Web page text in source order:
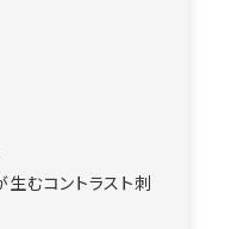
むコントラスト刺